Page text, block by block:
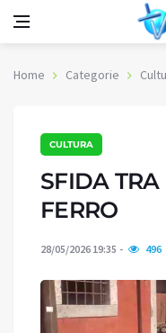
Home Categorie
CULTURA
SFIDA
FERRO
28/05/2026 19:35 496